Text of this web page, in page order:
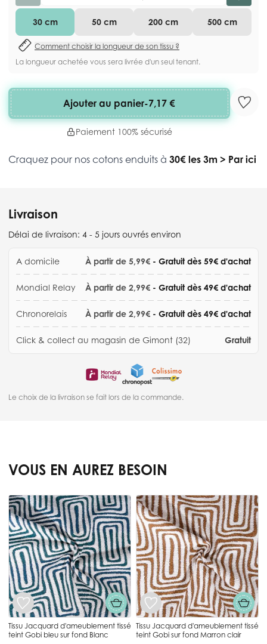
30 cm 50 cm 200 cm 500 cm
Comment choisir la longueur de son tissu ?
La longueur achetée vous sera livrée d'un seul tenant.
Ajouter au panier-7,17 €
Paiement 100% sécurisé
Craquez pour nos cotons enduits à 30€ les 3m > Par ici
Livraison
Délai de livraison: 4 - 5 jours ouvrés environ
A domicile À partir de 5,99€ - Gratuit dès 59€ d'achat
Mondial Relay À partir de 2,99€ - Gratuit dès 49€ d'achat
Chronorelais À partir de 2,99€ - Gratuit dès 49€ d'achat
Click & collect au magasin de Gimont (32) Gratuit
Le choix de la livraison se fait lors de la commande.
VOUS EN AUREZ BESOIN
Press to skip carousel
Tissu Jacquard d'ameublement tissé
teint Gobi bleu sur fond Blanc
Tissu Jacquard d'ameublement tissé
teint Gobi sur fond Marron clair